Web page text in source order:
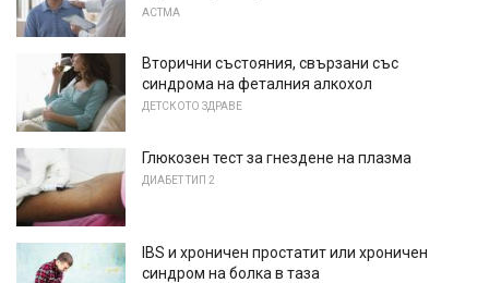
АСТМА
Вторични състояния, свързани със
синдрома на феталния алкохол
ДЕТСКОТО ЗДРАВЕ
Глюкозен тест за гнездене на плазма
ДИАБЕТ ТИП 2
IBS и хроничен простатит или хроничен
синдром на болка в таза